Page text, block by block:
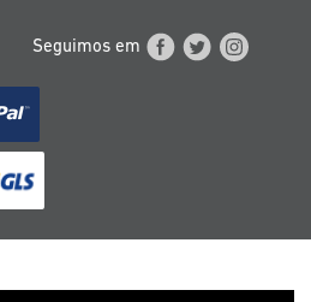
Seguimos em